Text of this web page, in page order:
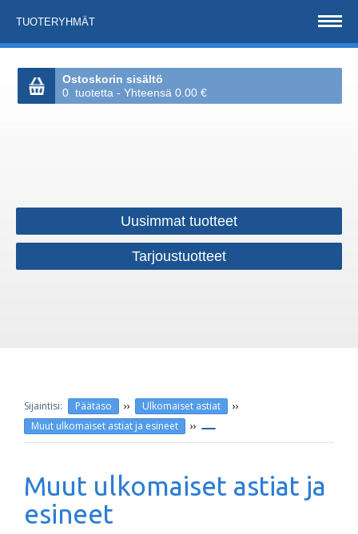
TUOTERYHMÄT
Ostoskorin sisältö
0 tuotetta - Yhteensä 0.00 €
Uusimmat tuotteet
Tarjoustuotteet
Päätaso ›› Ulkomaiset astiat ››
Muut ulkomaiset astiat ja esineet ››
Muut ulkomaiset astiat ja
esineet